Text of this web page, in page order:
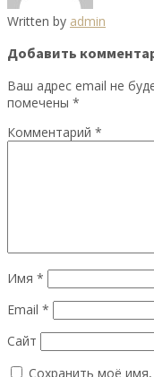
Written by admin
Добавить
Ваш адрес email не
помечены *
Комментарий *
Имя *
Email *
Сайт
Сохранить моё имя,